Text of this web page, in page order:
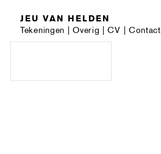
JEU VAN HELDEN
Tekeningen |Overig |CV | Contact